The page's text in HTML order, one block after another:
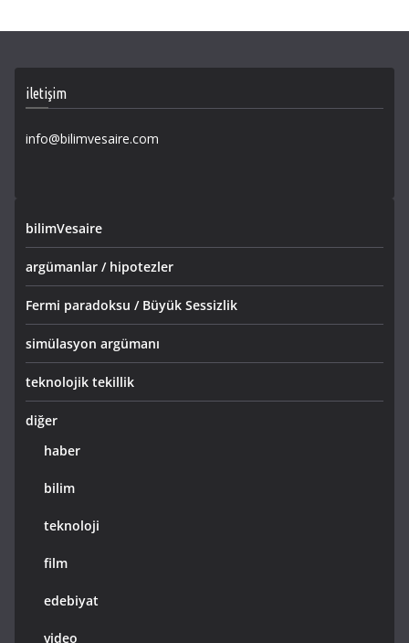
iletişim
info@bilimvesaire.com
bilimVesaire
argümanlar / hipotezler
Fermi paradoksu / Büyük Sessizlik
simülasyon argümanı
teknolojik tekillik
diğer
haber
bilim
teknoloji
film
edebiyat
video